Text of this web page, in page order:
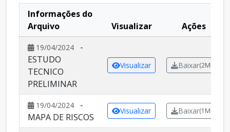
Informações do
Arquivo
Visualizar Ações
19/04/2024
-
ESTUDO
TECNICO
PRELIMINAR
Visualizar Baixar(2MB)
19/04/2024
-
MAPA DE RISCOS
Visualizar Baixar(1MB)